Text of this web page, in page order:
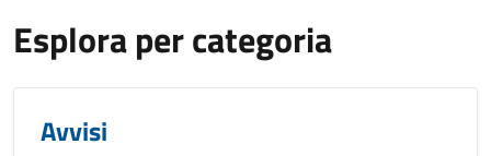
Esplora per categoria
Avvisi